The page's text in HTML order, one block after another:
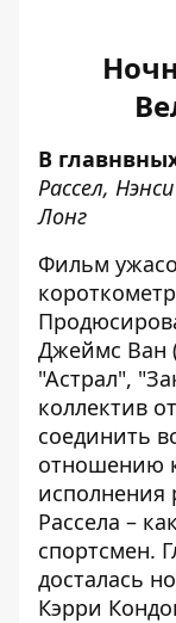
В
Рассел,
Лонг
Фильм
Джеймс Ван
"Астрал",
коллектив
соединить
отношению
исполнения
Рассела –
спортсмен.
досталась
Кэрри